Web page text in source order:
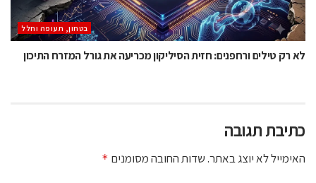
בטחון, תעופה וחלל
לא רק טילים ורחפנים: חזית הסיליקון מכריעה את גורל המזרח התיכון
כתיבת תגובה
האימייל לא יוצג באתר.שדות החובה מסומנים *